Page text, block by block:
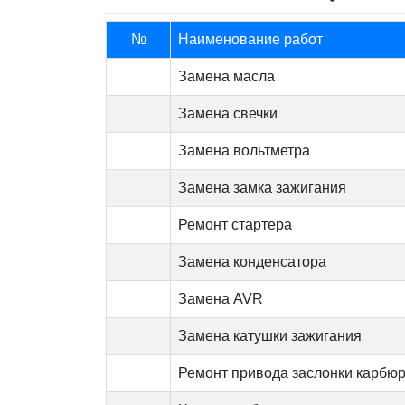
№ Наименование работ
Замена масла
Замена свечки
Замена вольтметра
Замена замка зажигания
Ремонт стартера
Замена конденсатора
Замена AVR
Замена катушки зажигания
Ремонт привода заслонки